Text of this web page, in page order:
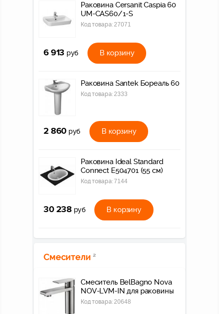
Раковина Cersanit Caspia 60
UM-CAS60/1-S
Код товара:27071
6 913 руб В корзину
Раковина Santek Бореаль 60
Код товара:2333
2 860 руб В корзину
Раковина Ideal Standard
Connect E504701 (55 см)
Код товара:7144
30 238 руб В корзину
Смесители 2
Смеситель BelBagno Nova
NOV-LVM-IN для раковины
Код товара:20648